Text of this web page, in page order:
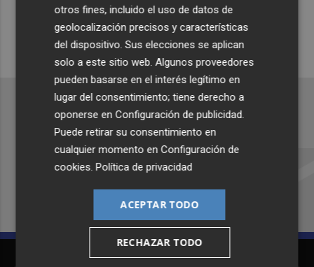
Siempre al día de las últimas noticias
¡Quiero suscribirme!
Recibe toda la actualidad de
Plaza Podcast en tu correo
otros fines, incluido el uso de datos de
geolocalización precisos y características
del dispositivo. Sus elecciones se aplican
solo a este sitio web. Algunos proveedores
pueden basarse en el interés legítimo en
lugar del consentimiento; tiene derecho a
oponerse enConfiguración de publicidad
Puede retirar su consentimiento en
cualquier momento enConfiguración de
cookies .Política de privacidad
ACEPTAR TODO
RECHAZAR TODO